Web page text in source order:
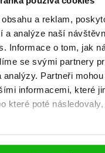
a reklam,
a analýze naší
Informace o tom, jak
se svými partnery
analýzy. Partneři
informacemi, které
které poté
Do košíku
249 Kč
199 Kč